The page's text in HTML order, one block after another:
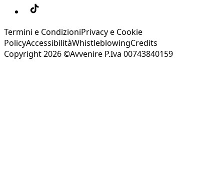
Termini e CondizioniPrivacy e Cookie
PolicyAccessibilitàWhistleblowingCredits
Copyright 2026 ©Avvenire P.Iva 00743840159